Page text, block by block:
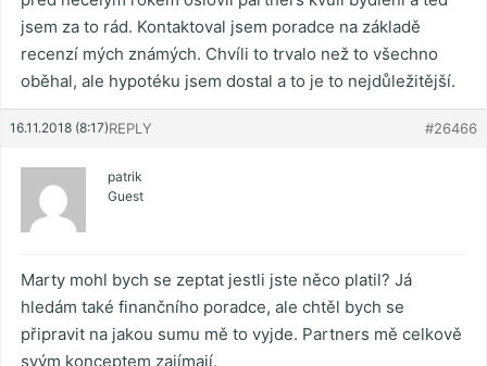
jsem za to rád. Kontaktoval jsem poradce na základě
recenzí mých známých. Chvíli to trvalo než to všechno
oběhal, ale hypotéku jsem dostal a to je to nejdůležitější.
16.11.2018 (8:17) #26466
REPLY
patrik
Guest
Marty mohl bych se zeptat jestli jste něco platil? Já
hledám také finančního poradce, ale chtěl bych se
připravit na jakou sumu mě to vyjde. Partners mě celkově
svým konceptem zajímají.